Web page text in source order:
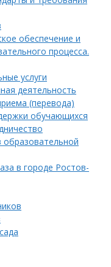
обеспечение и
процесса.
услуги
деятельность
(перевода)
обучающихся
образовательной
в городе Ростов-